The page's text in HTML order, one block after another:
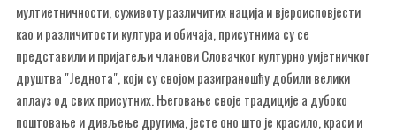
мултиетничности, суживоту различитих нација и вјероисповјести
као и различитости култура и обичаја, присутнима су се
представили и пријатељи чланови Словачког културно умјетничког
друштва "Једнота", који су својом разиграношћу добили велики
аплауз од свих присутних. Његовање своје традиције а дубоко
поштовање и дивљење другима, јесте оно што је красило, краси и